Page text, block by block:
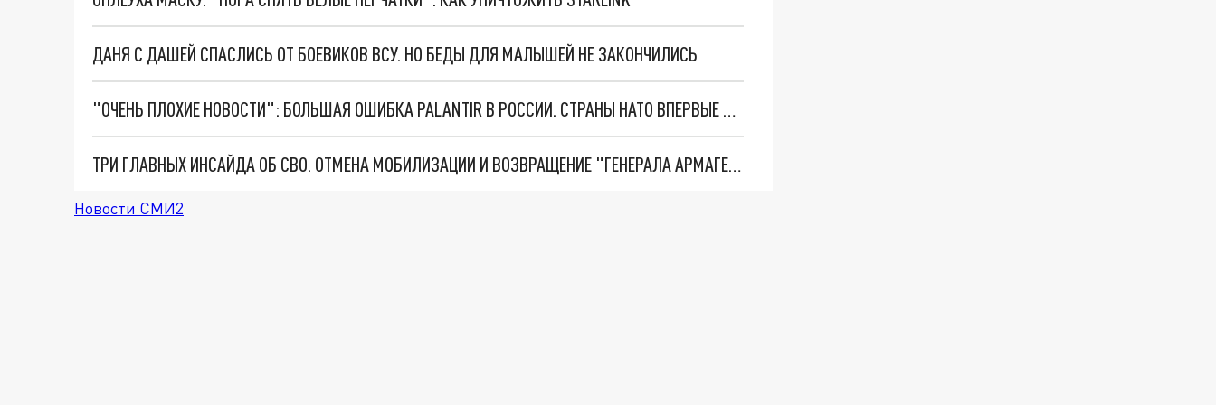
ДАНЯ С ДАШЕЙ СПАСЛИСЬ ОТ БОЕВИКОВ ВСУ. НО БЕДЫ ДЛЯ МАЛЫШЕЙ НЕ ЗАКОНЧИЛИСЬ
"ОЧЕНЬ ПЛОХИЕ НОВОСТИ": БОЛЬШАЯ ОШИБКА PALANTIR В РОССИИ. СТРАНЫ НАТО ВПЕРВЫЕ ЗА СВО ОСТАНОВИЛИ ПОСТАВКИ ОРУЖИЯ. ВСУ ТЕРЯЮТ ПРИГРАНИЧЬЕ?
ТРИ ГЛАВНЫХ ИНСАЙДА ОБ СВО. ОТМЕНА МОБИЛИЗАЦИИ И ВОЗВРАЩЕНИЕ "ГЕНЕРАЛА АРМАГЕДДОНА"? ОТЛИЧНЫЕ НОВОСТИ, КОТОРЫЕ ЖДАЛИ ВСЕ
Новости СМИ2